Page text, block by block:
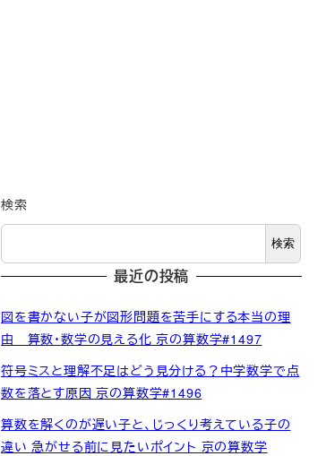
検索
検索
最近の投稿
図を書かない子が図形問題を苦手にする本当の理
由 算数・数学の見える化 京の算数学#1497
符号ミスと理解不足はどう見分ける？中学数学で点
数を落とす原因 京の算数学#1496
算数を解くのが遅い子と、じっくり考えている子の
違い 急がせる前に見たいポイント 京の算数学